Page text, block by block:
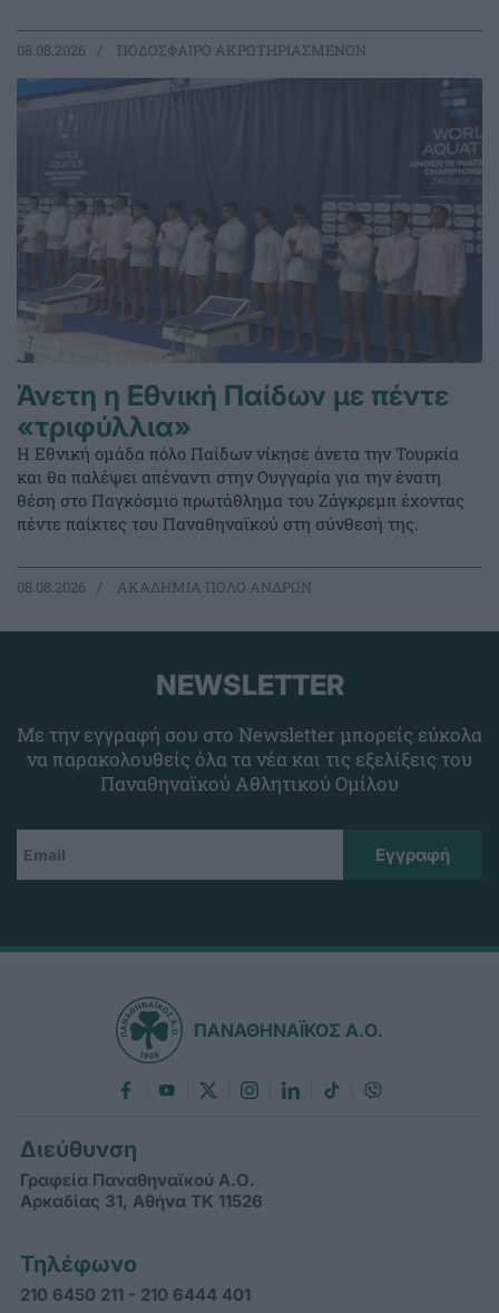
08.08.2026 ΠΟΔΟΣΦΑΙΡΟ ΑΚΡΩΤΗΡΙΑΣΜΕΝΩΝ
Άνετη η Εθνική Παίδων με πέντε
«τριφύλλια»
Η Εθνική ομάδα πόλο Παίδων νίκησε άνετα την Τουρκία
και θα παλέψει απέναντι στην Ουγγαρία για την ένατη
θέση στο Παγκόσμιο πρωτάθλημα του Ζάγκρεμπ έχοντας
πέντε παίκτες του Παναθηναϊκού στη σύνθεσή της.
08.08.2026 ΑΚΑΔΗΜΙΑ ΠΟΛΟ ΑΝΔΡΩΝ
NEWSLETTER
Με την εγγραφή σου στο Newsletter μπορείς εύκολα
να παρακολουθείς όλα τα νέα και τις εξελίξεις του
Παναθηναϊκού Αθλητικού Ομίλου
ΠΑΝΑΘΗΝΑΪΚΟΣ Α.Ο.
Διεύθυνση
Γραφεία Παναθηναϊκού Α.Ο.
Αρκαδίας 31, Αθήνα ΤΚ 11526
Τηλέφωνο
210 6450 211 - 210 6444 401